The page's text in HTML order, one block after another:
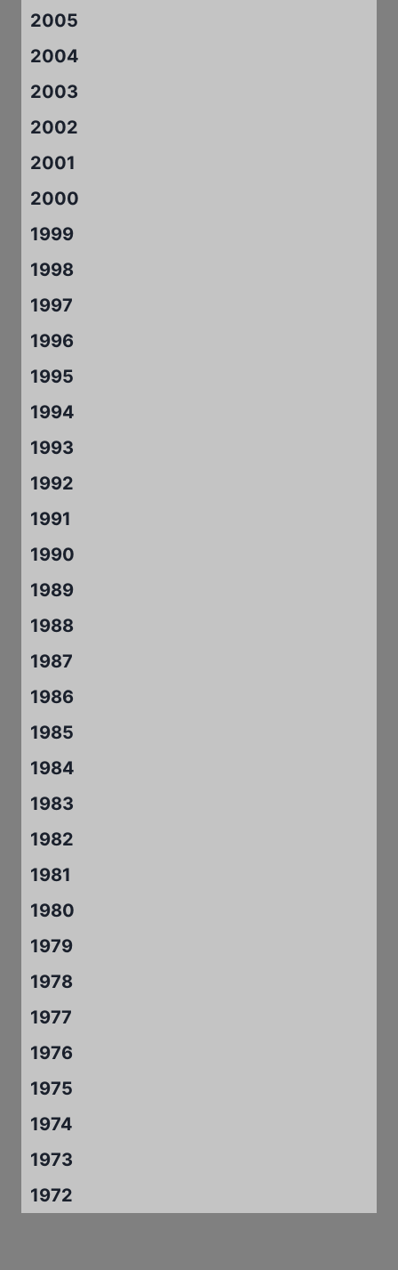
2005
2004
2003
2002
2001
2000
1999
1998
1997
1996
1995
1994
1993
1992
1991
1990
1989
1988
1987
1986
1985
1984
1983
1982
1981
1980
1979
1978
1977
1976
1975
1974
1973
1972